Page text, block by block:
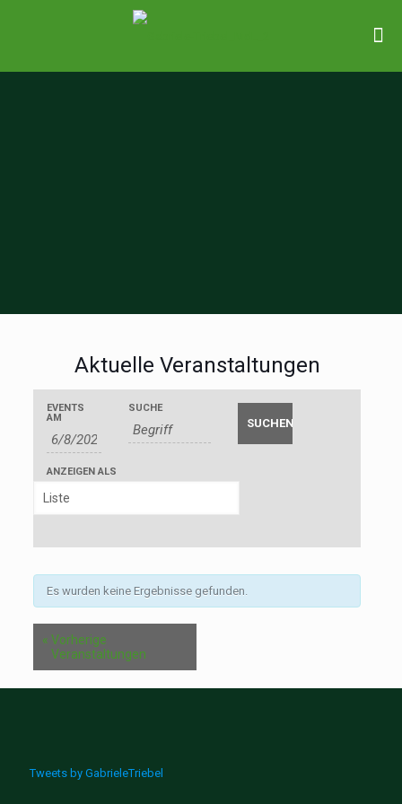
Aktuelle Veranstaltungen
Such-
und
Ansichtennavigation
Suche
EVENTS
AM
SUCHE
Veranstaltung
Ansichtennavigation
ANZEIGEN ALS
Es wurden keine Ergebnisse gefunden.
« Vorherige
Veranstaltungen
Tweets by GabrieleTriebel